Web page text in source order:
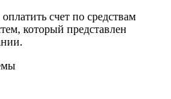
счет по средствам
который представлен